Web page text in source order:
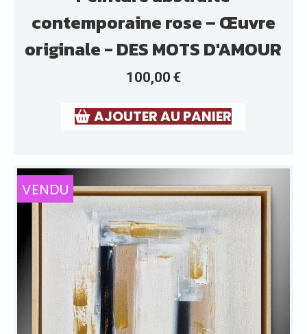
contemporaine rose – Œuvre
originale - DES MOTS D'AMOUR
100,00 €
AJOUTER AU PANIER
VENDU